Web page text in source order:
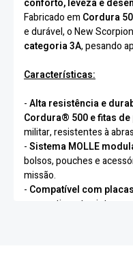
conforto, leveza e
Fabricado em Cordura
e durável, o New
categoria 3A, pesando
Características:
-Alta resistência e
Cordura® 500 e fitas
militar, resistentes à
-Sistema MOLLE
bolsos, pouches e
missão.
- Compatível com
compartimentos